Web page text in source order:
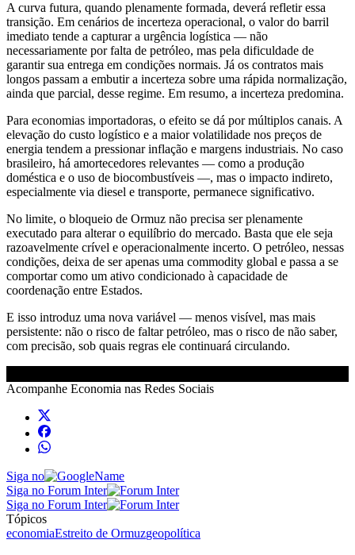
A curva futura, quando plenamente formada, deverá refletir essa
transição. Em cenários de incerteza operacional, o valor do barril
imediato tende a capturar a urgência logística — não
necessariamente por falta de petróleo, mas pela dificuldade de
garantir sua entrega em condições normais. Já os contratos mais
longos passam a embutir a incerteza sobre uma rápida normalização,
ainda que parcial, desse regime. Em resumo, a incerteza predomina.
Para economias importadoras, o efeito se dá por múltiplos canais. A
elevação do custo logístico e a maior volatilidade nos preços de
energia tendem a pressionar inflação e margens industriais. No caso
brasileiro, há amortecedores relevantes — como a produção
doméstica e o uso de biocombustíveis —, mas o impacto indireto,
especialmente via diesel e transporte, permanece significativo.
No limite, o bloqueio de Ormuz não precisa ser plenamente
executado para alterar o equilíbrio do mercado. Basta que ele seja
razoavelmente crível e operacionalmente incerto. O petróleo, nessas
condições, deixa de ser apenas uma commodity global e passa a se
comportar como um ativo condicionado à capacidade de
coordenação entre Estados.
E isso introduz uma nova variável — menos visível, mas mais
persistente: não o risco de faltar petróleo, mas o risco de não saber,
com precisão, sob quais regras ele continuará circulando.
Acompanhe Economia nas Redes Sociais
Siga no
Siga no Forum Inter
Siga no Forum Inter
Tópicos
economiaEstreito de Ormuzgeopolítica